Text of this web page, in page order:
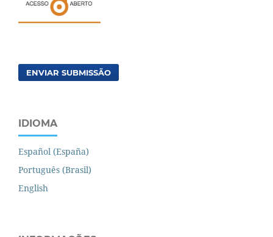
ENVIAR SUBMISSÃO
IDIOMA
Español (España)
Português (Brasil)
English